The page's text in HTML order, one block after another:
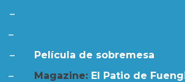
–
–
–
Película de sobremesa
– Magazine: El Patio de